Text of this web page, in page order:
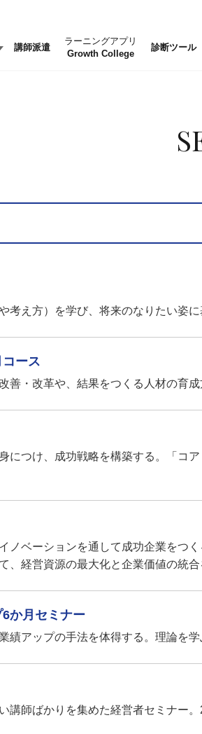
講師派遣
ラーニングアプリ
Growth College
診断ツール
考え方）を学び、将来のなりたい姿
ース
善・改革や、結果をつくる人材の育
につけ、成功戦略を構築する。「コ
ノベーションを通して成功企業をつ
、経営資源の最大化と企業価値の統合
か月セミナー
績アップの手法を体得する。理論を
講師ばかりを集めた経営者セミナー